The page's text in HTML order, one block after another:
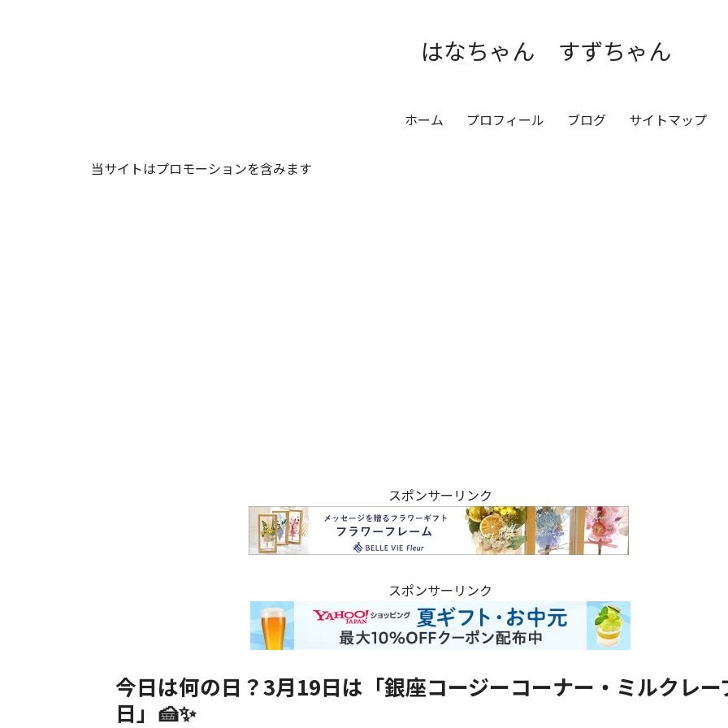
はなちゃん すずちゃん
ホーム プロフィール ブログ サイトマップ
当サイトはプロモーションを含みます
スポンサーリンク
スポンサーリンク
今日は何の日？3月19日は「銀座コージーコーナー・ミルクレー
日」🍰✨